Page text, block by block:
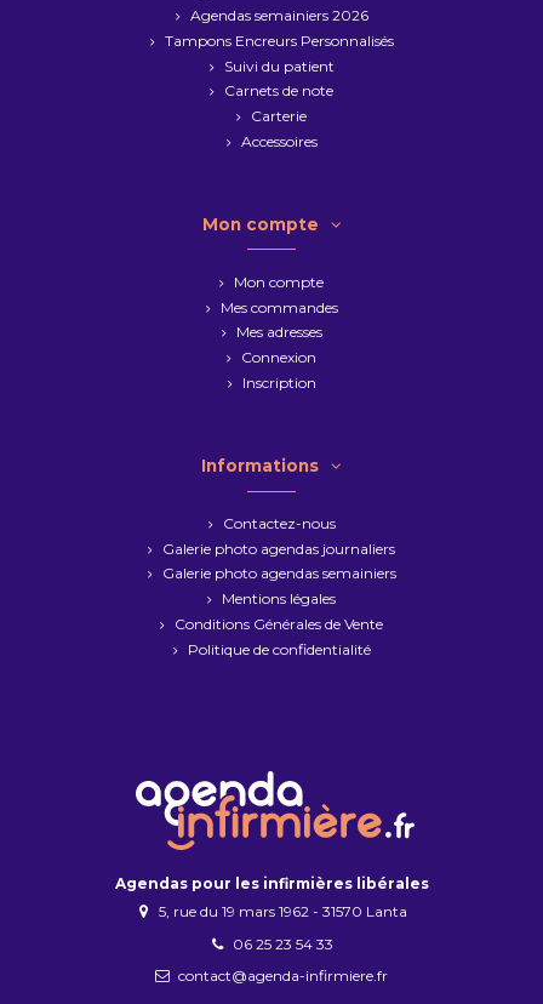
Agendas semainiers 2026
Tampons Encreurs Personnalisés
Suivi du patient
Carnets de note
Carterie
Accessoires
Mon compte
Mon compte
Mes commandes
Mes adresses
Connexion
Inscription
Informations
Contactez-nous
Galerie photo agendas journaliers
Galerie photo agendas semainiers
Mentions légales
Conditions Générales de Vente
Politique de confidentialité
Agendas pour les infirmières libérales
5, rue du 19 mars 1962 - 31570 Lanta
06 25 23 54 33
contact@agenda-infirmiere.fr